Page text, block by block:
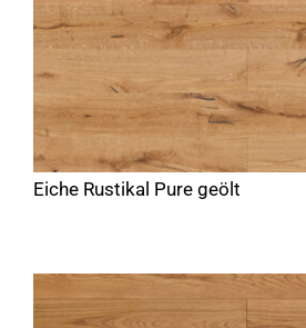
Eiche Rustikal Pure geölt